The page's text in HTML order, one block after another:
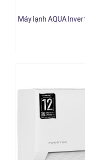
Máy lạnh AQUA
Máy lạnh